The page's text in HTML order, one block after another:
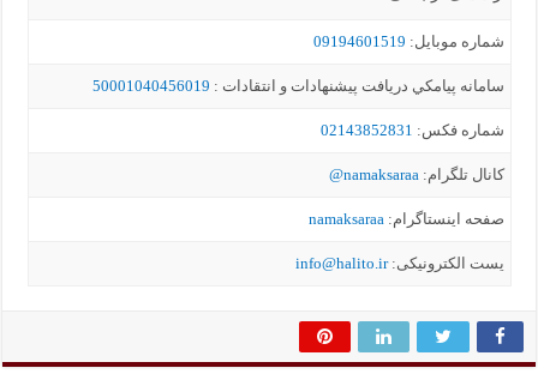
شماره موبايل: 09194601519
سامانه پيامکي دریافت پیشنهادات و انتقادات : 50001040456019
شماره فکس: 02143852831
کانال تلگرام:namaksaraa@
صفحه اینستاگرام:namaksaraa
یست الکترونیکی:info@halito.ir